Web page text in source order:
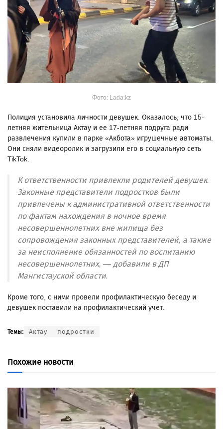
Фото: Lada.kz
Полиция установила личности девушек. Оказалось, что 15-
летняя жительница Актау и ее 17-летняя подруга ради
развлечения купили в парке «Акбота» игрушечные автоматы.
Они сняли видеоролик и загрузили его в социальную сеть
TikTok.
К ответственности привлекли родителей девушек.
Законные представители подростков были
привлечены к административной ответственности
по фактам нахождения в ночное время
несовершеннолетних вне жилища без
сопровождения законных представителей, а также
за неисполнение обязанностей по воспитанию
несовершеннолетних, — добавили в ДП
Мангистауской области.
Кроме того, с ними провели профилактическую беседу и
девушек поставили на профилактический учет.
Темы: Актау подростки
Похожие новости